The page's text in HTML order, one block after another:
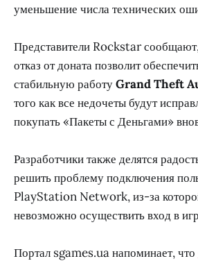
уменьшение числа технических
Представители Rockstar
отказ от доната позволит
стабильную работуGrand Theft
того как все недочеты будут
покупать «Пакеты с Деньгами»
Разработчики также делятся
решить проблему подключения
PlayStation Network, из-за
невозможно осуществить вход в
Портал sgames.ua напоминает, что